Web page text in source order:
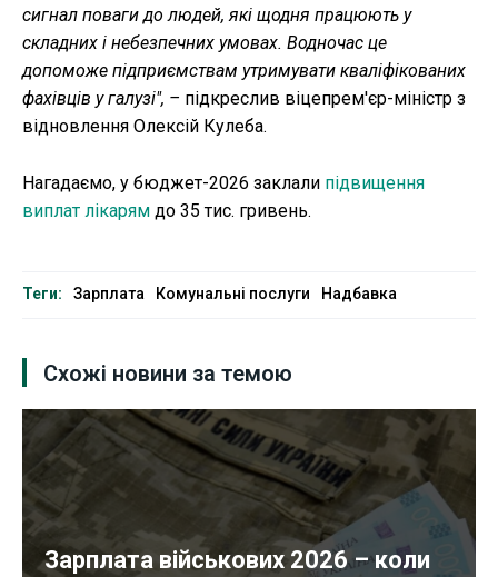
сигнал поваги до людей, які щодня працюють у
складних і небезпечних умовах. Водночас це
допоможе підприємствам утримувати кваліфікованих
фахівців у галузі", – підкреслив віцепрем'єр-міністр з
відновлення Олексій Кулеба.
Нагадаємо, у бюджет-2026 заклали підвищення
виплат лікарям до 35 тис. гривень.
Теги: Зарплата Комунальні послуги Надбавка
Схожі новини за темою
Зарплата військових 2026 – коли